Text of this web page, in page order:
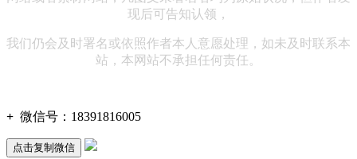
现后可告知认领，
我们仍会及时署名或依照作者本人意愿处理，如未及时联系本
站，本网站不承担任何责任。
+ 微信号： 18391816005
点击复制微信